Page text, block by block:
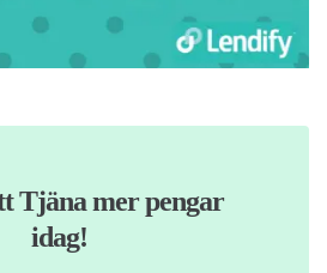
Tjäna mer pengar
idag!